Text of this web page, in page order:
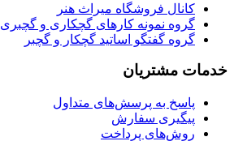
کانال فروشگاه میراث هنر
گروه نمونه کارهای گچکاری و گچبری
گروه گفتگو اساتید گچکار و گچبر
خدمات مشتریان
پاسخ به پرسش‌های متداول
پیگیری سفارش
روش‌های پرداخت